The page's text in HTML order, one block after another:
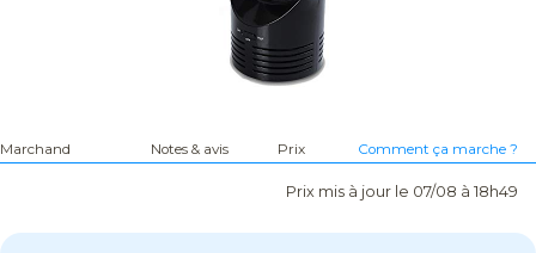
Marchand Notes & avis Prix Comment ça marche ?
Prix mis à jour le 07/08 à 18h49